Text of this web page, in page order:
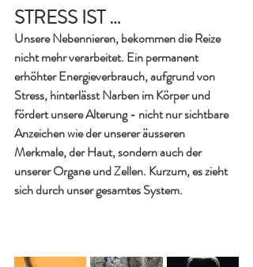
STRESS IST …
Unsere Nebennieren, bekommen die Reize
nicht mehr verarbeitet. Ein permanent
erhöhter Energieverbrauch, aufgrund von
Stress, hinterlässt Narben im Körper und
fördert unsere Alterung - nicht nur sichtbare
Anzeichen wie der unserer äusseren
Merkmale, der Haut, sondern auch der
unserer Organe und Zellen. Kurzum, es zieht
sich durch unser gesamtes System.